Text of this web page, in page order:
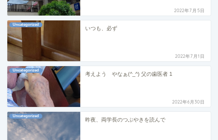
2022年7月5日
Uncategorized
いつも、必ず
2022年7月1日
Uncategorized
考えよう やなぁ(^_^) 父の歯医者 1
2022年6月30日
Uncategorized
昨夜、両学長のつぶやきを読んで